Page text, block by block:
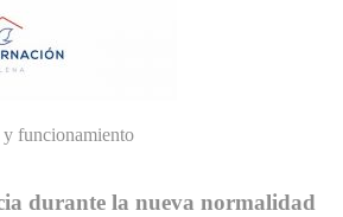
y funcionamiento
durante la nueva normalidad